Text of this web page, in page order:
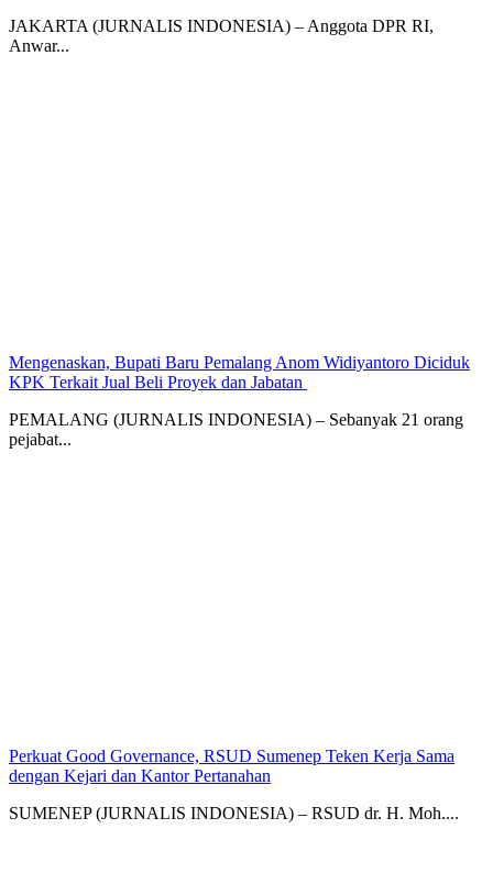
JAKARTA (JURNALIS INDONESIA) – Anggota DPR RI,
Anwar...
Mengenaskan, Bupati Baru Pemalang Anom Widiyantoro Diciduk
KPK Terkait Jual Beli Proyek dan Jabatan ‎
PEMALANG (JURNALIS INDONESIA) – Sebanyak 21 orang
pejabat...
Perkuat Good Governance, RSUD Sumenep Teken Kerja Sama
dengan Kejari dan Kantor Pertanahan
SUMENEP (JURNALIS INDONESIA) – RSUD dr. H. Moh....